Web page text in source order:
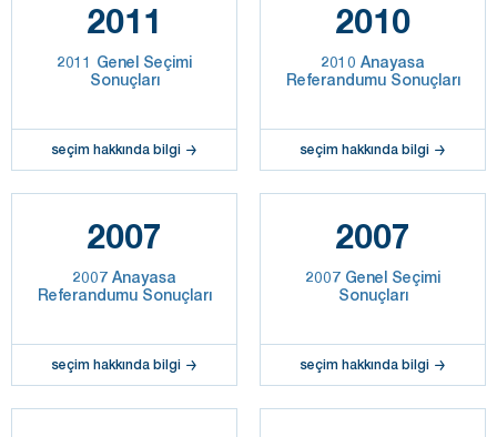
2011
2011 Genel Seçimi
Sonuçları
seçim hakkında bilgi
2010
2010 Anayasa
Referandumu Sonuçları
seçim hakkında bilgi
2007
2007 Anayasa
Referandumu Sonuçları
seçim hakkında bilgi
2007
2007 Genel Seçimi
Sonuçları
seçim hakkında bilgi